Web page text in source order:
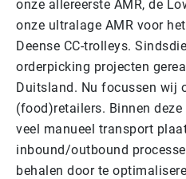
onze allereerste AMR, de
onze ultralage AMR voor
Deense CC-trolleys.
orderpicking projecten
Duitsland. Nu focussen wij
(food)retailers. Binnen
veel manueel transport
inbound/outbound
behalen door te